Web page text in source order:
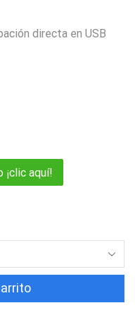
directa en USB
aquí!